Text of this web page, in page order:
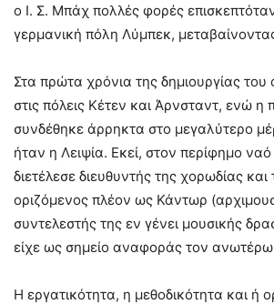
ο Ι. Σ. Μπάχ πολλές φορές
γερμανική πόλη Λύμπεκ,
Στα πρώτα χρόνια της δημιουργίας
στις πόλεις Κέτεν και Άρνσταντ, ενώ η
συνδέθηκε άρρηκτα στο μεγαλύτερο
ήταν η Λειψία. Εκεί, στον περίφημο
διετέλεσε διευθυντής της χορωδίας
οριζόμενος πλέον ως Κάντωρ
συντελεστής της εν γένει μουσικής
είχε ως σημείο αναφοράς τον
Η εργατικότητα, η μεθοδικότητα και ή